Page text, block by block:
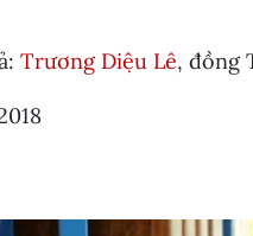
Trương Diệu Lê, đồng